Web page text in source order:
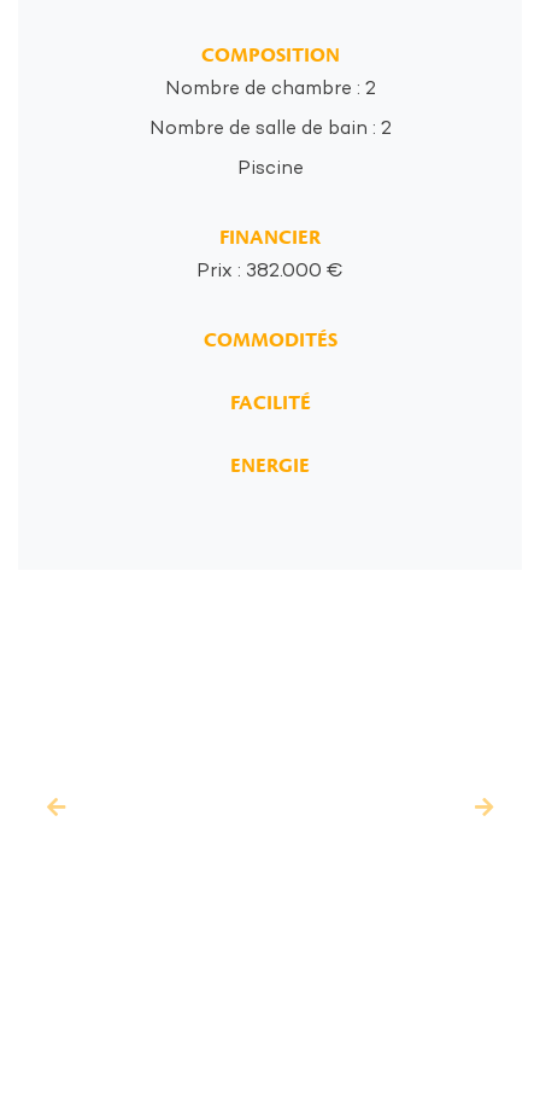
COMPOSITION
Nombre de chambre : 2
Nombre de salle de bain : 2
Piscine
FINANCIER
Prix : 382.000 €
COMMODITÉS
FACILITÉ
ENERGIE